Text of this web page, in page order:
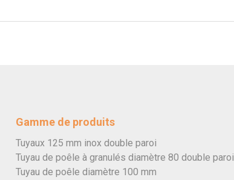
Gamme de produits
Tuyaux 125 mm inox double paroi
Tuyau de poêle à granulés diamètre 80 double paroi
Tuyau de poêle diamètre 100 mm